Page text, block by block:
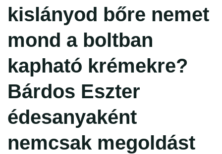
kislányod bőre nemet
mond a boltban
kapható krémekre?
Bárdos Eszter
édesanyaként
nemcsak megoldást